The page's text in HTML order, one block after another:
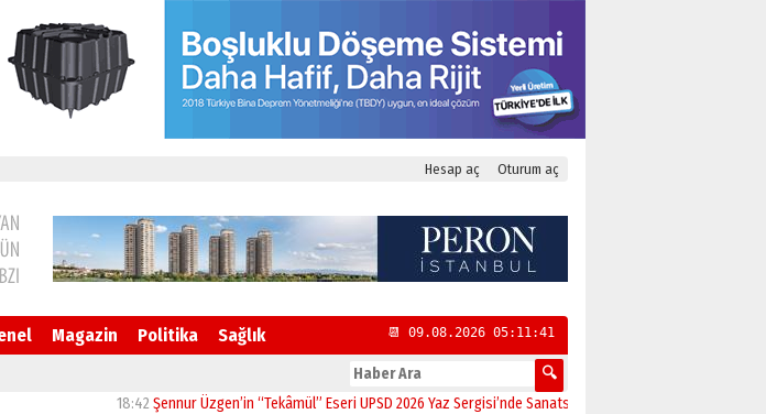
Hesap aç Oturum aç
Magazin Politika Sağlık 📆 09.08.2026 05:11:41
Şennur Üzgen’in “Tekâmül” Eseri UPSD 2026 Yaz Sergisi’nde Sanatseverlerle Buluştu